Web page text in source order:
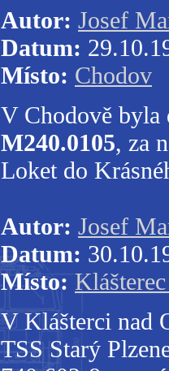
Autor: Josef
Datum:
Místo: Chodov
V Chodově byla
M240.0105, za
Loket do
Autor: Josef
Datum:
Místo:
V Klášterci nad
TSS Starý